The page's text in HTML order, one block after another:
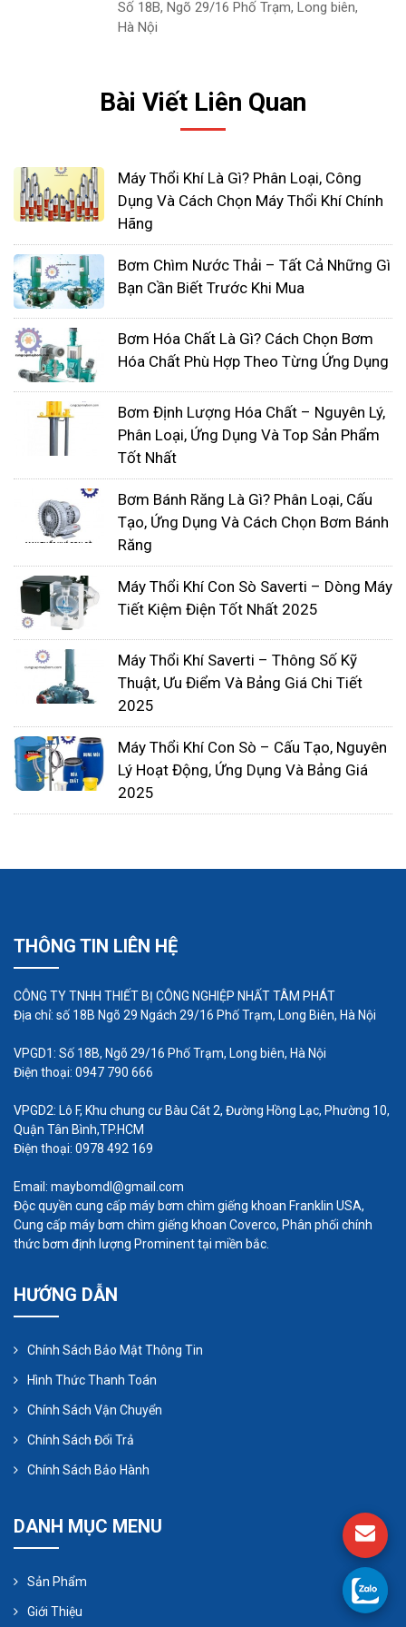
>>> Xem thêm: Máy bơm hóa chất Kuobao Hà
Số 18B, Ngõ 29/16 Phố Trạm, Long biên,
Hà Nội
Bài Viết Liên Quan
Máy Thổi Khí Là Gì? Phân Loại, Công
Dụng Và Cách Chọn Máy Thổi Khí Chính
Hãng
Bơm Chìm Nước Thải – Tất Cả Những Gì
Bạn Cần Biết Trước Khi Mua
Bơm Hóa Chất Là Gì? Cách Chọn Bơm
Hóa Chất Phù Hợp Theo Từng Ứng Dụng
Bơm Định Lượng Hóa Chất – Nguyên Lý,
Phân Loại, Ứng Dụng Và Top Sản Phẩm
Tốt Nhất
Bơm Bánh Răng Là Gì? Phân Loại, Cấu
Tạo, Ứng Dụng Và Cách Chọn Bơm Bánh
Răng
Máy Thổi Khí Con Sò Saverti – Dòng Máy
Tiết Kiệm Điện Tốt Nhất 2025
Máy Thổi Khí Saverti – Thông Số Kỹ
Thuật, Ưu Điểm Và Bảng Giá Chi Tiết
2025
Máy Thổi Khí Con Sò – Cấu Tạo, Nguyên
Lý Hoạt Động, Ứng Dụng Và Bảng Giá
2025
THÔNG TIN LIÊN HỆ
CÔNG TY TNHH THIẾT BỊ CÔNG NGHIỆP NHẤT TÂM PHÁT
Địa chỉ: số 18B Ngõ 29 Ngách 29/16 Phố Trạm, Long Biên, Hà Nội
VPGD1: Số 18B, Ngõ 29/16 Phố Trạm, Long biên, Hà Nội
Điện thoại: 0947 790 666
VPGD2: Lô F, Khu chung cư Bàu Cát 2, Đường Hồng Lạc, Phường 10,
Quận Tân Bình,TP.HCM
Điện thoại: 0978 492 169
Email: maybomdl@gmail.com
Độc quyền cung cấp máy bơm chìm giếng khoan Franklin USA,
Cung cấp máy bơm chìm giếng khoan Coverco, Phân phối chính
thức bơm định lượng Prominent tại miền bắc.
HƯỚNG DẪN
Chính Sách Bảo Mật Thông Tin
Hình Thức Thanh Toán
Chính Sách Vận Chuyển
Chính Sách Đổi Trả
Chính Sách Bảo Hành
DANH MỤC MENU
Sản Phẩm
Giới Thiệu